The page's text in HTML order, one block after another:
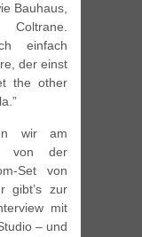
Bauhaus,
Coltrane.
einfach
der einst
the other
wir am
von der
Set von
gibt’s zur
mit
– und